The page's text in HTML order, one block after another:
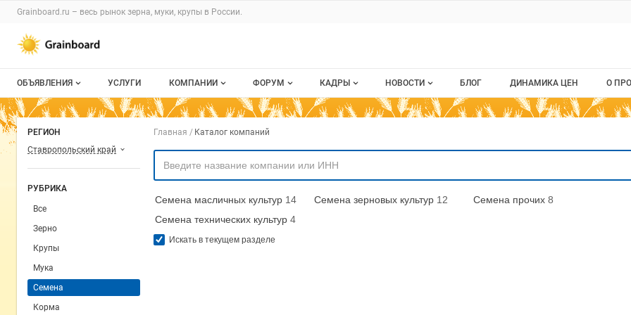
Раздел навигации по сайту grainboard.ru
Grainboard.ru – весь рынок зерна, муки, крупы в России.
Авторизация и меню пользователя
Навигация по разделам сайта grainboard.ru
ОБЪЯВЛЕНИЯ
Все объявления
Мои объявления
УСЛУГИ КОМПАНИИ
О каталоге компаний
Моя компания
Платное размещение
ФОРУМ
Все темы
КАДРЫ
Все вакансии
НОВОСТИ
Новости рынка
БЛОГ ДИНАМИКА ЦЕН О
О
РЕГИОН
Ставропольский край
РУБРИКА
Все
Зерно
Крупы
Мука
Семена
Корма
Навигация по компаниям
Главная Каталог компаний
Семена масличных культур 14 Семена зерновых культур 12 Семена прочих 8
Семена технических культур 4
Искать в текущем разделе